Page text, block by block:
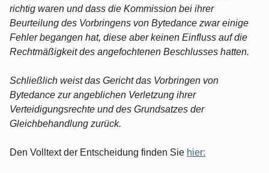
richtig waren und dass die Kommission bei ihrer
Beurteilung des Vorbringens von Bytedance zwar einige
Fehler begangen hat, diese aber keinen Einfluss auf die
Rechtmäßigkeit des angefochtenen Beschlusses hatten.
Schließlich weist das Gericht das Vorbringen von
Bytedance zur angeblichen Verletzung ihrer
Verteidigungsrechte und des Grundsatzes der
Gleichbehandlung zurück.
Den Volltext der Entscheidung finden Sie hier: